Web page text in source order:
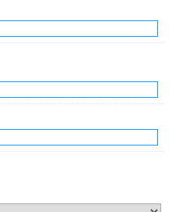
（横からみたイメージ）
す。